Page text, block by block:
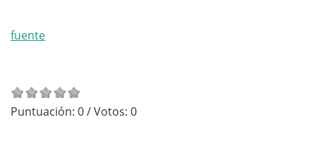
fuente
Puntuación: 0/ Votos: 0